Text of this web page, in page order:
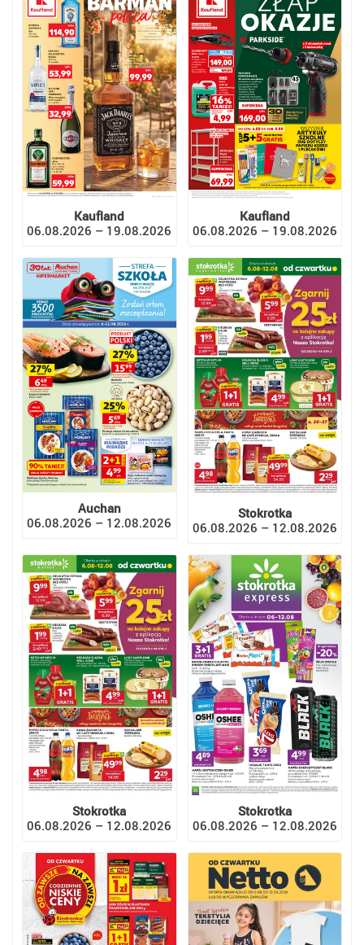
Kaufland
06.08.2026 – 19.08.2026
Kaufland
06.08.2026 – 19.08.2026
Auchan
06.08.2026 – 12.08.2026
Stokrotka
06.08.2026 – 12.08.2026
Stokrotka
06.08.2026 – 12.08.2026
Stokrotka
06.08.2026 – 12.08.2026